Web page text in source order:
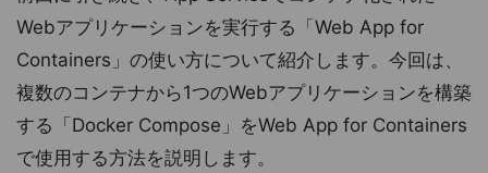
Webアプリケーションを実行する「Web App for
Containers」の使い方について紹介します。今回は、
複数のコンテナから1つのWebアプリケーションを構築
する「Docker Compose」をWeb App for Containers
で使用する方法を説明します。